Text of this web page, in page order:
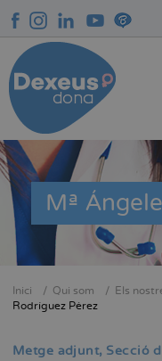
contingut
Mª
Fil
Inici Qui som Els
Rodríguez Pérez
Metge adjunt Secció